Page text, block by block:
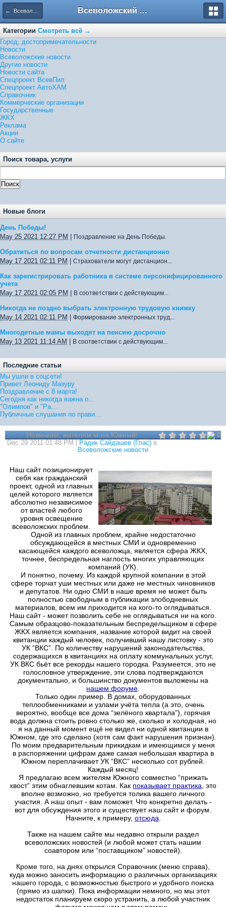
← Всеволожские новости Всеволожский форум
Категории Смотреть всё →
Город, достопримечательности
Новости
Всеволожские новости
Другие новости
Новости сайта
Спецпроект ВсевПил
Спецпроект АвтоХАМ
Справочник
Коммерческие организации
Государственные
ЖКХ
Реклама
Акции
О сайте
Поиск товара, услуги
Новые блоги
День Победы!
May 25 2021 12:27 PM
Поздравление на День Победы.
Обратиться по вопросам отчетности дистанционно
May 17 2021 02:11 PM
Страхователи могут дистанцион...
Как зарегистрировать работника в системе персонифицированного
учета
May 17 2021 02:05 PM
В соответствии с действующим...
Никогда не поздно выбрать электронную трудовую книжку
May 14 2021 02:11 PM
Формирование электронных труд...
Многодетные мамы выходят на пенсию досрочно
May 13 2021 11:14 AM
В соответствии с действующим...
Последние статьи
Мы ушли в соцсети!
Привет Леониду Мазуру
Поздравление с 8 марта!
Сегодня как никогда важна о...
"Олимпов" и "Ра...
Публичные слушания по прави...
0
Новичкам, жителям м-на Южный!
Dec 29 2011 01:48 PM | Радик Сайдашев (Глас)в
Всеволожские новости
Наш сайт позиционирует
себя как гражданский
проект, одной из главных
целей которого является
абсолютно независимое
от властей любого
уровня освещение
всеволожских проблем.
Одной из главных проблем, крайне недостаточно
обсуждающейся в местных СМИ и одновременно
касающейся каждого всеволожца, является сфера ЖКХ,
точнее, беспредельная наглость многих управляющих
компаний (УК).
И понятно, почему. Из каждой крупной компании в этой
сфере торчат уши местных или даже не местных чиновников
и депутатов. Ни одно СМИ в наше время не может быть
полностью свободным в публикации злободневных
материалов, всем им приходится на кого-то оглядываться.
Наш сайт - может позволить себе не оглядываться ни на кого
Самым образцово-показательным беспредельщиком в сфере
ЖКХ является компания, название которой видит на своей
квитанции каждый человек, получивший нашу листовку - это
УК “ВКС”. По количеству нарушений законодательства,
содержащихся в квитанциях на оплату коммунальных услуг,
УК ВКС бьёт все рекорды нашего городка. Разумеется, это не
голословное утверждение, эти слова подтверждаются
документально, и большинство документов выложены на
нашем форуме
Только один пример. В домах, оборудованных
теплообменниками и узлами учёта тепла (а это, очень
вероятно, вообще все дома “зелёного квартала”), горячая
вода должна стоить ровно столько же, сколько и холодная, но
я на данный момент ещё не видел ни одной квитанции в
Южном, где это сделано (хотя сам факт нарушения признан).
По моим предварительным прикидкам и имеющимся у меня
в распоряжении цифрам даже самая небольшая квартира в
Южном переплачивает УК “ВКС” несколько сот рублей.
Каждый месяц!
Я предлагаю всем жителям Южного совместно “прижать
хвост” этим обнаглевшим котам. Как показывает практика , это
вполне возможно, но требуется толика вашего личного
участия. А наш опыт - вам поможет. Что конкретно делать -
вот для обсуждения этого и существует наш сайт и форум.
Начните, к примеру, отсюда
Также на нашем сайте мы недавно открыли раздел
всеволожских новостей (и любой может стать нашим
соавтором или “поставщиком” новостей).
Кроме того, на днях открылся Справочник (меню справа),
куда можно заносить информацию о различных организациях
нашего города, с возможностью быстрого и удобного поиска
(прямо из шапки). Пока информации немного, но мы этот
недостаток планируем скоро устранить, а любой участник